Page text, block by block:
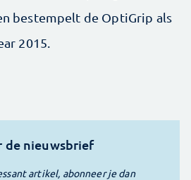
bestempelt de OptiGrip als
2015.
de nieuwsbrief
artikel, abonneer je dan